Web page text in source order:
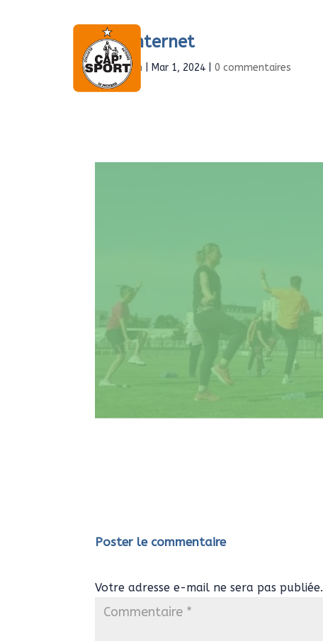
Site internet
parAdmin Mar 1, 2024 |0 commentaires
Poster le commentaire
Votre adresse e-mail ne sera pas publiée.